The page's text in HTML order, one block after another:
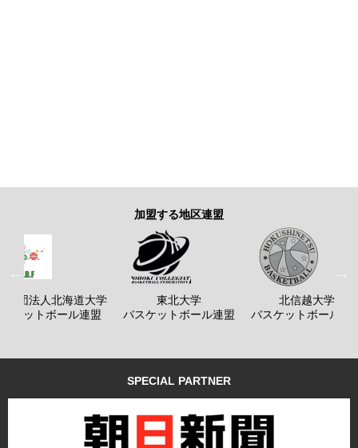
加盟する地区連盟
社団法人北海道大学
ケットボール連盟
東北大学
バスケットボール連盟
北信越大学
バスケットボール連
SPECIAL PARTNER